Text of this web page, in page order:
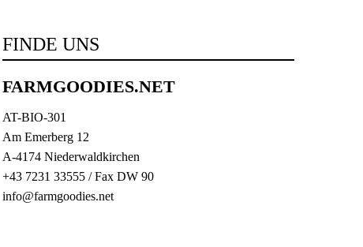
FINDE UNS
FARMGOODIES.NET
AT-BIO-301
Am Emerberg 12
A-4174 Niederwaldkirchen
+43 7231 33555 / Fax DW 90
info@farmgoodies.net